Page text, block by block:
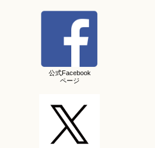
公式Facebook
ページ